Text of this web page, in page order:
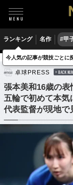
ランキング 名作 #甲
卓球 卓球日本代表
卓球PRESS BACK
張本美和16歳の
五輪で初めて本
代表監督が現地で
今人気の記事が競技ごとに